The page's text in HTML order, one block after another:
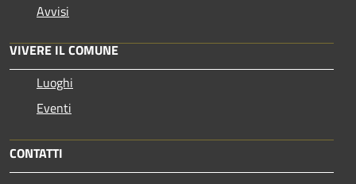
Avvisi
VIVERE IL COMUNE
Luoghi
Eventi
CONTATTI